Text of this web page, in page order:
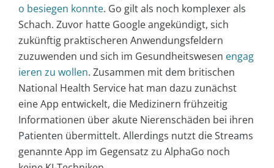
o besiegen konnte. Go gilt als noch komplexer als
Schach. Zuvor hatte Google angekündigt, sich
zukünftig praktischeren Anwendungsfeldern
zuzuwenden und sich im Gesundheitswesen engag
ieren zu wollen. Zusammen mit dem britischen
National Health Service hat man dazu zunächst
eine App entwickelt, die Medizinern frühzeitig
Informationen über akute Nierenschäden bei ihren
Patienten übermittelt. Allerdings nutzt die Streams
genannte App im Gegensatz zu AlphaGo noch